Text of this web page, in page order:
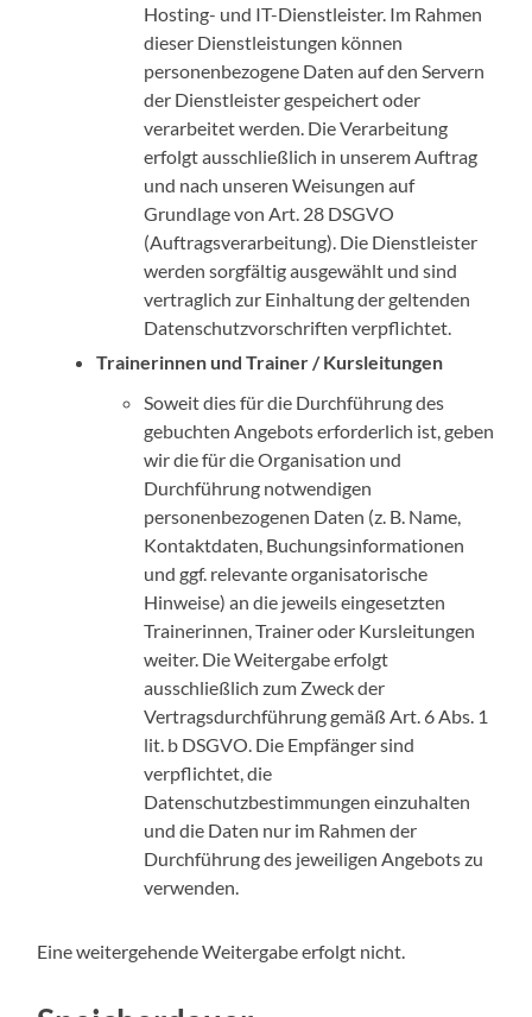
Hosting- und IT-Dienstleister. Im Rahmen
dieser Dienstleistungen können
personenbezogene Daten auf den Servern
der Dienstleister gespeichert oder
verarbeitet werden. Die Verarbeitung
erfolgt ausschließlich in unserem Auftrag
und nach unseren Weisungen auf
Grundlage von Art. 28 DSGVO
(Auftragsverarbeitung). Die Dienstleister
werden sorgfältig ausgewählt und sind
vertraglich zur Einhaltung der geltenden
Datenschutzvorschriften verpflichtet.
Trainerinnen und Trainer / Kursleitungen
Soweit dies für die Durchführung des
gebuchten Angebots erforderlich ist, geben
wir die für die Organisation und
Durchführung notwendigen
personenbezogenen Daten (z. B. Name,
Kontaktdaten, Buchungsinformationen
und ggf. relevante organisatorische
Hinweise) an die jeweils eingesetzten
Trainerinnen, Trainer oder Kursleitungen
weiter. Die Weitergabe erfolgt
ausschließlich zum Zweck der
Vertragsdurchführung gemäß Art. 6 Abs. 1
lit. b DSGVO. Die Empfänger sind
verpflichtet, die
Datenschutzbestimmungen einzuhalten
und die Daten nur im Rahmen der
Durchführung des jeweiligen Angebots zu
verwenden.
Eine weitergehende Weitergabe erfolgt nicht.